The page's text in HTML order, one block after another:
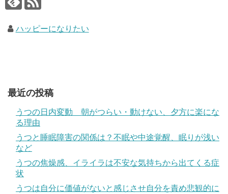
ハッピーになりたい
最近の投稿
うつの日内変動 朝がつらい・動けない、夕方に楽にな
る理由
うつと睡眠障害の関係は？不眠や中途覚醒、眠りが浅い
など
うつの焦燥感、イライラは不安な気持ちから出てくる症
状
うつは自分に価値がないと感じさせ自分を責め悲観的に